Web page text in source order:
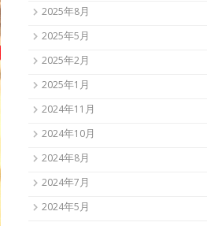
2025年8月
2025年5月
2025年2月
2025年1月
2024年11月
2024年10月
2024年8月
2024年7月
2024年5月